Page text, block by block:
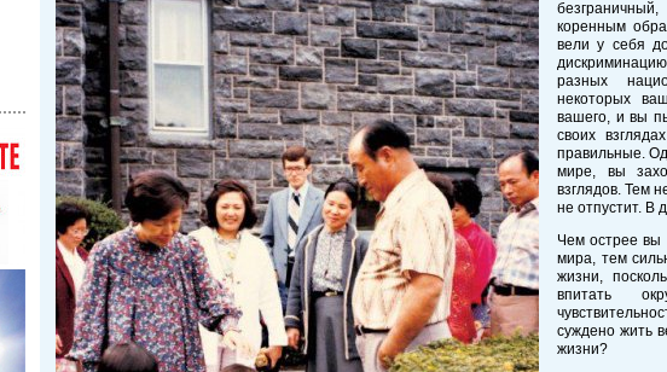
коренным
вели у себя
разных
некоторых
вашего, и вы
своих
правильные.
мире, вы
взглядов. Тем
не отпустит. В
Чем острее вы
мира, тем
жизни,
впитать
суждено жить
жизни?